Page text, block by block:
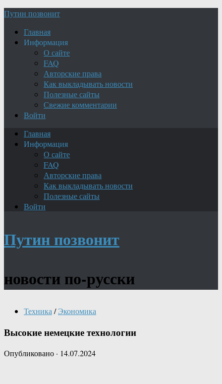
Путин позвонит
Главная
Информация
О сайте
FAQ
Авторские права
Как выкладывать новости
Полезные сайты
Свежие комментарии
Войти
Главная
Информация
О сайте
FAQ
Авторские права
Как выкладывать новости
Полезные сайты
Войти
Путин позвонит
новости по-русски
Техника / Экономика
Высокие немецкие технологии
Опубликовано · 14.07.2024